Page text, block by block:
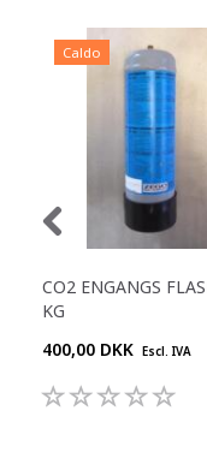
Caldo
CO2 ENGANGS
KG
400,00 DKK Escl. IVA